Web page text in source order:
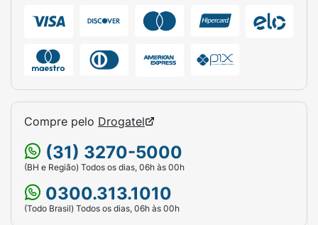
Compre pelo Drogatel
(31) 3270-5000
(BH e Região) Todos os dias, 06h às 00h
0300.313.1010
(Todo Brasil) Todos os dias, 06h às 00h